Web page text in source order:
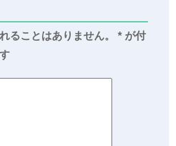
ることはありません。 * が付